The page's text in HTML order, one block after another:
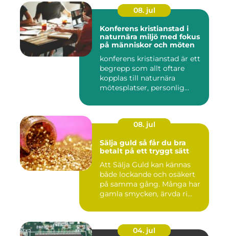
08. jul
Konferens kristianstad i
naturnära miljö med fokus
på människor och möten
konferens kristianstad är ett
begrepp som allt oftare
kopplas till naturnära
mötesplatser, personlig...
08. jul
Sälja guld så får du bra
betalt på ett tryggt sätt
Att Sälja Guld kan kännas
både lockande och osäkert
på samma gång. Många har
gamla smycken, ärvda ri...
04. jul